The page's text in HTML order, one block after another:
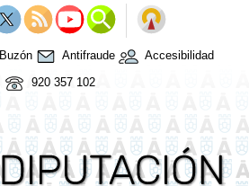
Buzón Antifraude
Accesibilidad
920 357 102